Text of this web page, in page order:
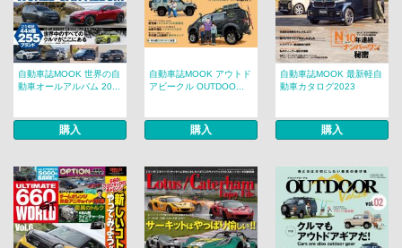
自動車誌MOOK 世界の自
動車オールアルバム 20...
購入
自動車誌MOOK アウトド
アビークル OUTDOO...
購入
自動車誌MOOK 最新軽自
動車カタログ2023
購入